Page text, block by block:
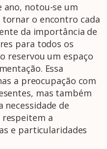
ano, notou-se um
o encontro cada
da importância de
para todos os
reservou um espaço
Essa
a preocupação com
mas também
necessidade de
a
e particularidades